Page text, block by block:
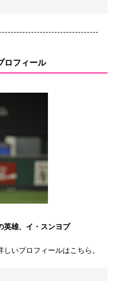
ロフィール
英雄、イ・スンヨプ
いプロフィールはこちら。